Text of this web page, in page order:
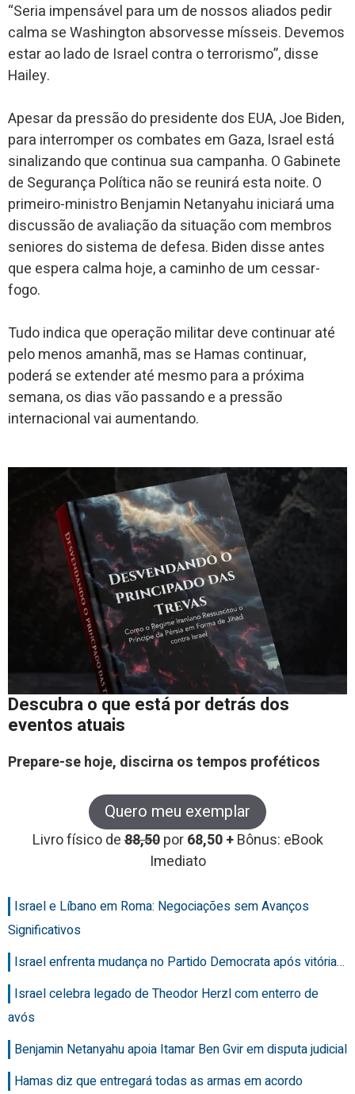
“Seria impensável para um de nossos aliados pedir
calma se Washington absorvesse mísseis. Devemos
estar ao lado de Israel contra o terrorismo”, disse
Hailey.
Apesar da pressão do presidente dos EUA, Joe Biden,
para interromper os combates em Gaza, Israel está
sinalizando que continua sua campanha. O Gabinete
de Segurança Política não se reunirá esta noite. O
primeiro-ministro Benjamin Netanyahu iniciará uma
discussão de avaliação da situação com membros
seniores do sistema de defesa. Biden disse antes
que espera calma hoje, a caminho de um cessar-
fogo.
Tudo indica que operação militar deve continuar até
pelo menos amanhã, mas se Hamas continuar,
poderá se extender até mesmo para a próxima
semana, os dias vão passando e a pressão
internacional vai aumentando.
Descubra o que está por detrás dos
eventos atuais
Prepare-se hoje, discirna os tempos proféticos
Quero meu exemplar
Livro físico de88,50 por68,50 +Bônus: eBook
Imediato
Israel e Líbano em Roma: Negociações sem Avanços
Significativos
Israel enfrenta mudança no Partido Democrata após vitória…
Israel celebra legado de Theodor Herzl com enterro de
avós
Benjamin Netanyahu apoia Itamar Ben Gvir em disputa judicial
Hamas diz que entregará todas as armas em acordo